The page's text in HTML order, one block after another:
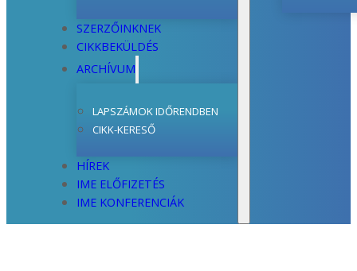
SZERZŐINKNEK
CIKKBEKÜLDÉS
ARCHÍVUM
LAPSZÁMOK IDŐRENDBEN
CIKK-KERESŐ
HÍREK
IME ELŐFIZETÉS
IME KONFERENCIÁK